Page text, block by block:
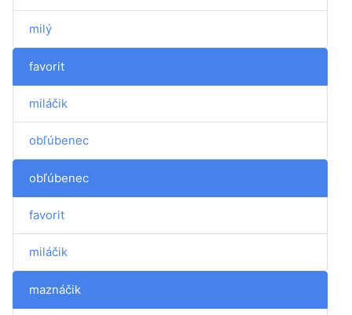
milý
favorit
miláčik
obľúbenec
obľúbenec
favorit
miláčik
maznáčik